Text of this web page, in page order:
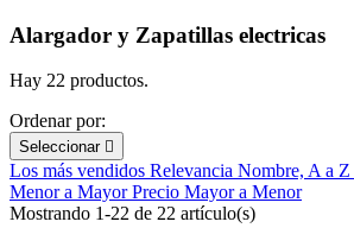
Alargador y Zapatillas electricas
Hay 22 productos.
Ordenar por:
Seleccionar 
Los más vendidos Relevancia Nombre, A a Z
Menor a MayorPrecio Mayor a Menor
Mostrando 1-22 de 22 artículo(s)